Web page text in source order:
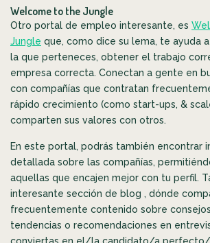
Welcome to the Jungle
Otro portal de empleo interesante, es
Jungle que, como dice su lema, te ayuda
la que perteneces, obtener el trabajo
empresa correcta. Conectan a gente en
con compañías que contratan
rápido crecimiento (como start-ups, &
comparten sus valores con otros.
En este portal, podrás también encontrar
detallada sobre las compañías,
aquellas que encajen mejor con tu perfil.
interesante sección de blog , dónde
frecuentemente contenido sobre
tendencias o recomendaciones en
conviertas en el/la candidato/a perfecto/